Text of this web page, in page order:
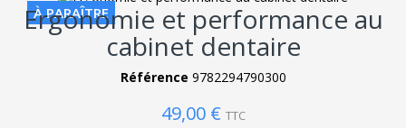
À PARAÎTRE
Ergonomie et performance au
cabinet dentaire
Référence 9782294790300
49,00 € TTC